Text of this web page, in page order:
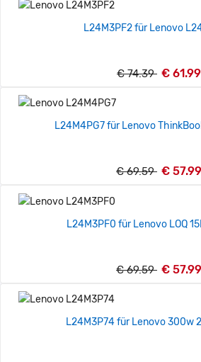
L24M3PF2 für Lenovo
€ 74.39 € 61.99
L24M4PG7 für Lenovo
€ 69.59 € 57.99
L24M3PF0 für Lenovo LOQ
€ 69.59 € 57.99
L24M3P74 für Lenovo 300w